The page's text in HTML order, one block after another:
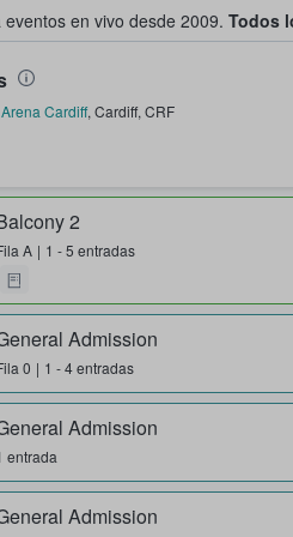
en vivo desde 2009. Todos
de entradas entre
Cardiff, Cardiff, CRF
2
A 1 - 5 entradas
Admission
0 1 - 4 entradas
Admission
entrada
Admission